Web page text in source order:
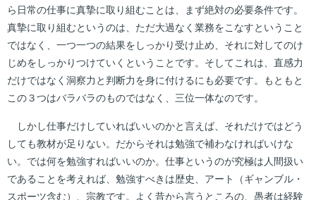
ら日常の仕事に真摯に取り組むことは、まず絶対の必要条件です。
真摯に取り組むというのは、ただ大過なく業務をこなすということ
ではなく、一つ一つの結果をしっかり受け止め、それに対してのけ
じめをしっかりつけていくということです。そしてこれは、直感力
だけではなく洞察力と判断力を身に付けるにも必要です。もともと
この３つはバラバラのものではなく、三位一体なのです。
しかし仕事だけしていればいいのかと言えば、それだけではどう
しても教材が足りない。だからそれは勉強で補わなければいけな
い。では何を勉強すればいいのか。仕事というのが究極は人間扱い
であることを考えれば、勉強すべきは歴史、アート（ギャンブル・
スポーツ含む）、宗教です。よく昔から言うところの、愚者は経験